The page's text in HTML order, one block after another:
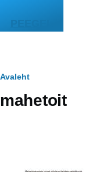
PEEGEL
Leivapuru
Avaleht
mahetoit